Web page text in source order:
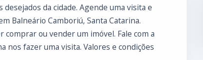
da cidade. Agende uma visita e
Balneário Camboriú, Santa Catarina.
ou vender um imóvel. Fale com a
nos fazer uma visita. Valores e condições